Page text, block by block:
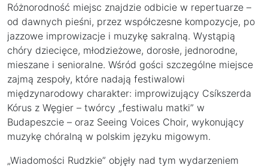
Różnorodność miejsc znajdzie odbicie w repertuarze –
od dawnych pieśni, przez współczesne kompozycje, po
jazzowe improwizacje i muzykę sakralną. Wystąpią
chóry dziecięce, młodzieżowe, dorosłe, jednorodne,
mieszane i senioralne. Wśród gości szczególne miejsce
zajmą zespoły, które nadają festiwalowi
międzynarodowy charakter: improwizujący Csíkszerda
Kórus z Węgier – twórcy „festiwalu matki” w
Budapeszcie – oraz Seeing Voices Choir, wykonujący
muzykę chóralną w polskim języku migowym.
„Wiadomości Rudzkie” objęły nad tym wydarzeniem